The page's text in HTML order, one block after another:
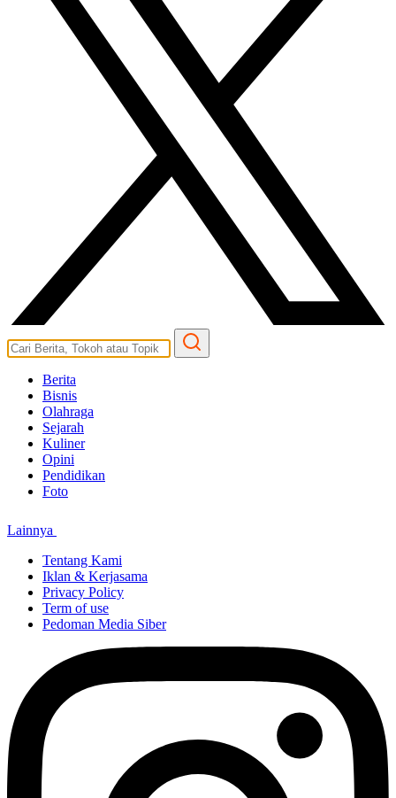
Berita
Bisnis
Olahraga
Sejarah
Kuliner
Opini
Pendidikan
Foto
Lainnya
Tentang Kami
Iklan & Kerjasama
Privacy Policy
Term of use
Pedoman Media Siber